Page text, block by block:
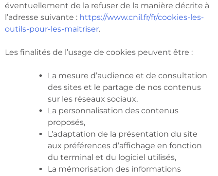
éventuellement de la refuser de la manière décrite à
l’adresse suivante : https://www.cnil.fr/fr/cookies-les-
outils-pour-les-maitriser.
Les finalités de l’usage de cookies peuvent être :
La mesure d’audience et de consultation
des sites et le partage de nos contenus
sur les réseaux sociaux,
La personnalisation des contenus
proposés,
L’adaptation de la présentation du site
aux préférences d’affichage en fonction
du terminal et du logiciel utilisés,
La mémorisation des informations